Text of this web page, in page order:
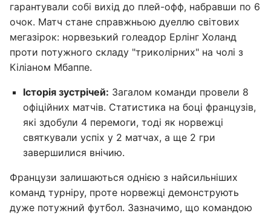
гарантували собі вихід до плей-офф, набравши по 6
очок. Матч стане справжньою дуеллю світових
мегазірок: норвезький голеадор Ерлінг Холанд
проти потужного складу "триколірних" на чолі з
Кіліаном Мбаппе.
Історія зустрічей: Загалом команди провели 8
офіційних матчів. Статистика на боці французів,
які здобули 4 перемоги, тоді як норвежці
святкували успіх у 2 матчах, а ще 2 гри
завершилися внічию.
Французи залишаються однією з найсильніших
команд турніру, проте норвежці демонструють
дуже потужний футбол. Зазначимо, що командою